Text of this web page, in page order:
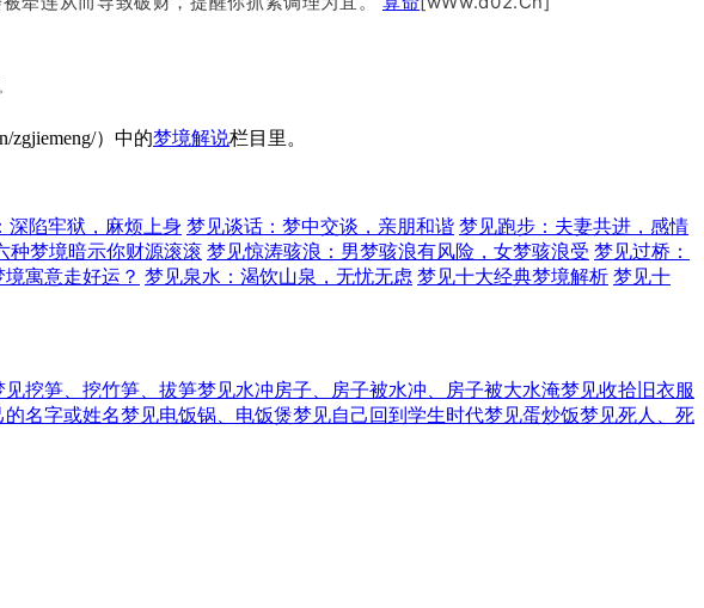
zgjiemeng/）中的梦境解说栏目里。
深陷牢狱，麻烦上身 梦见谈话：梦中交谈，亲朋和谐 梦见跑步：夫妻共进，感情
种梦境暗示你财源滚滚 梦见惊涛骇浪：男梦骇浪有风险，女梦骇浪受 梦见过桥：
境寓意走好运？ 梦见泉水：渴饮山泉，无忧无虑 梦见十大经典梦境解析 梦见十
见挖笋、挖竹笋、拔笋梦见水冲房子、房子被水冲、房子被大水淹梦见收拾旧衣服
名字或姓名梦见电饭锅、电饭煲梦见自己回到学生时代梦见蛋炒饭梦见死人、死